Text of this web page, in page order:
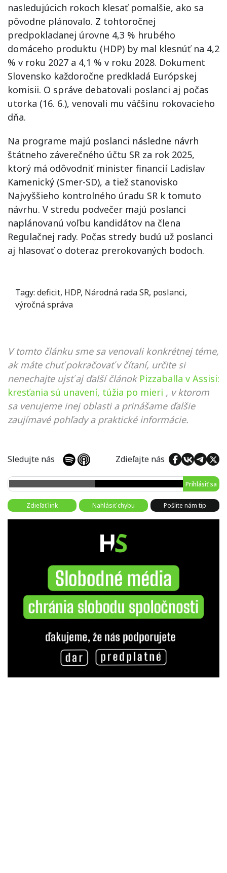
nasledujúcich rokoch klesať pomalšie, ako sa
pôvodne plánovalo. Z tohtoročnej
predpokladanej úrovne 4,3 % hrubého
domáceho produktu (HDP) by mal klesnúť na 4,2
% v roku 2027 a 4,1 % v roku 2028. Dokument
Slovensko každoročne predkladá Európskej
komisii. O správe debatovali poslanci aj počas
utorka (16. 6.), venovali mu väčšinu rokovacieho
dňa.
Na programe majú poslanci následne návrh
štátneho záverečného účtu SR za rok 2025,
ktorý má odôvodniť minister financií Ladislav
Kamenický (Smer-SD), a tiež stanovisko
Najvyššieho kontrolného úradu SR k tomuto
návrhu. V stredu podvečer majú poslanci
naplánovanú voľbu kandidátov na člena
Regulačnej rady. Počas stredy budú už poslanci
aj hlasovať o doteraz prerokovaných bodoch.
Tagy: deficit, HDP, Národná rada SR, poslanci,
výročná správa
V tomto článku sme sa venovali konkrétnej téme,
ak máte chuť pokračovať v čítaní, určite si
nenechajte ujsť aj ďalší článok Pizzaballa v Assisi:
kresťania sú unavení, túžia po mieri , v ktorom
sa venujeme inej oblasti a prinášame ďalšie
zaujímavé pohľady a praktické informácie.
Sledujte nás Zdieľajte nás
Prihlásiť sa
Zdieľať link Nahlásiť chybu Pošlite nám tip